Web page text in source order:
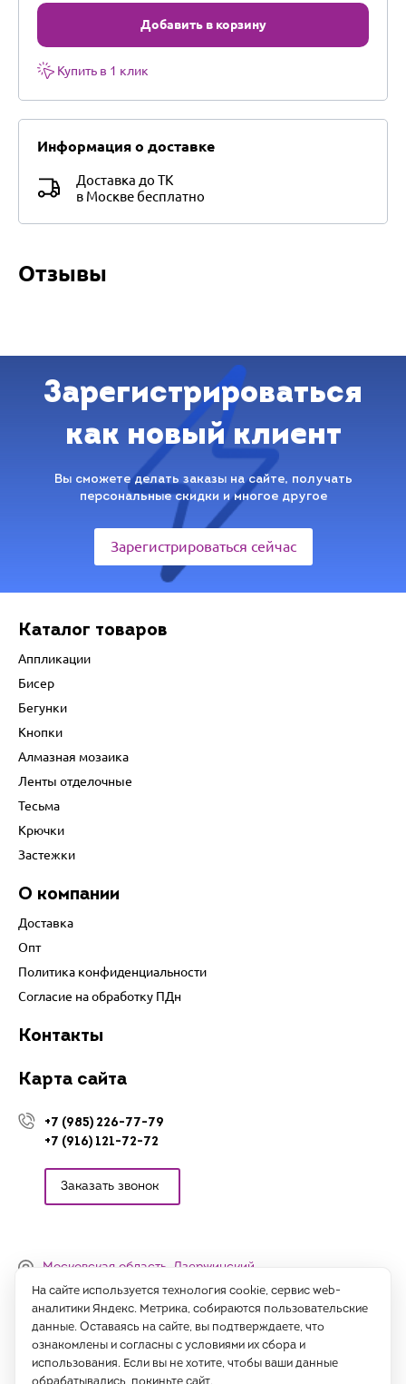
Добавить в корзину
Купить в 1 клик
Информация о доставке
Доставка до ТК
в Москве бесплатно
Отзывы
Зарегистрироваться
как новый клиент
Вы сможете делать заказы на сайте, получать
персональные скидки и многое другое
Зарегистрироваться сейчас
Каталог товаров
Аппликации
Бисер
Бегунки
Кнопки
Алмазная мозаика
Ленты отделочные
Тесьма
Крючки
Застежки
О компании
Доставка
Опт
Политика конфиденциальности
Согласие на обработку ПДн
Контакты
Карта сайта
+7 (985) 226-77-79
+7 (916) 121-72-72
Заказать звонок
Московская область, Дзержинский,
Денисьевский проезд, 15 (офис)
Часы работы:
с 09:00 до 18:00, сб-вс - выходные
На сайте используется технология cookie, сервис web-
аналитики Яндекс. Метрика, собираются пользовательские
данные. Оставаясь на сайте, вы подтверждаете, что
ознакомлены и согласны с условиями их сбора и
использования. Если вы не хотите, чтобы ваши данные